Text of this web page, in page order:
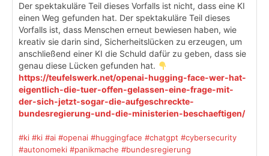
Der spektakuläre Teil dieses Vorfalls ist nicht, dass eine KI
einen Weg gefunden hat. Der spektakuläre Teil dieses
Vorfalls ist, dass Menschen erneut bewiesen haben, wie
kreativ sie darin sind, Sicherheitslücken zu erzeugen, um
anschließend einer KI die Schuld dafür zu geben, dass sie
genau diese Lücken gefunden hat.
https://teufelswerk.net/openai-hugging-face-wer-hat-
eigentlich-die-tuer-offen-gelassen-eine-frage-mit-
der-sich-jetzt-sogar-die-aufgeschreckte-
bundesregierung-und-die-ministerien-beschaeftigen/
#ki #ki #ai #openai #huggingface #chatgpt #cybersecurity
#autonomeki #panikmache #bundesregierung